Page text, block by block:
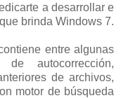
a desarrollar e
brinda Windows 7.
entre algunas
autocorrección,
de archivos,
motor de búsqueda